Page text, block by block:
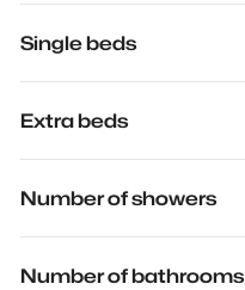
Single beds
Extra beds
Number of showers
Number of bathrooms